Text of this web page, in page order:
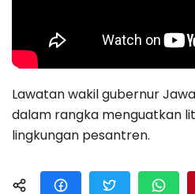
Lawatan wakil gubernur
dalam rangka menguatkan
lingkungan pesantren.